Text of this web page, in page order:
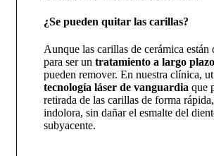
¿Se pueden quitar las carillas?
Aunque las carillas de cerámica están
para ser un tratamiento a largo plazo
pueden remover. En nuestra clínica,
tecnología láser de vanguardia que
retirada de las carillas de forma
indolora, sin dañar el esmalte del
subyacente.